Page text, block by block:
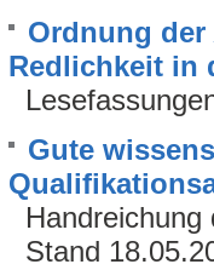
Ordnung
Redlichkeit in
Gute
Stand